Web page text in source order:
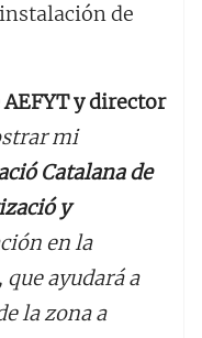
de
y director
mi
Catalana de
y
en la
ayudará a
la zona a